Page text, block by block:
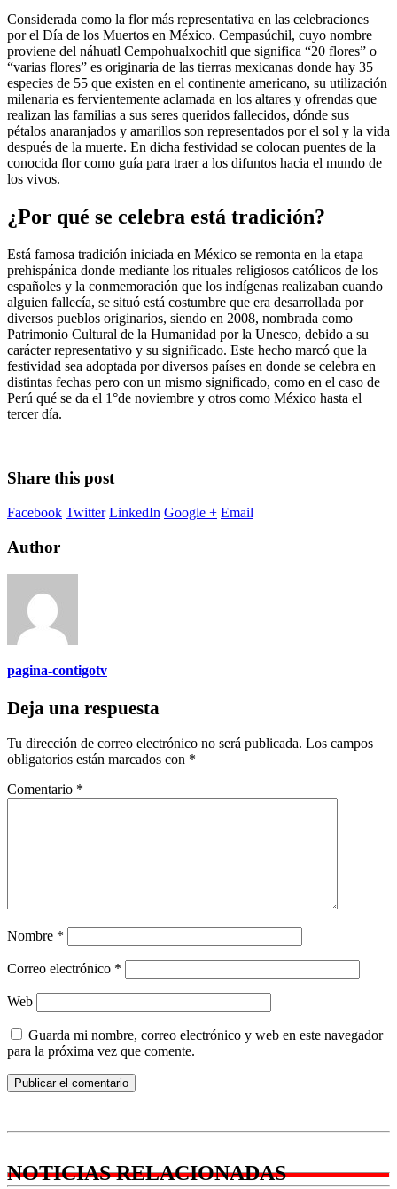
Considerada como la flor más representativa en las celebraciones
por el Día de los Muertos en México. Cempasúchil, cuyo nombre
proviene del náhuatl Cempohualxochitl que significa “20 flores” o
“varias flores” es originaria de las tierras mexicanas donde hay 35
especies de 55 que existen en el continente americano, su utilización
milenaria es fervientemente aclamada en los altares y ofrendas que
realizan las familias a sus seres queridos fallecidos, dónde sus
pétalos anaranjados y amarillos son representados por el sol y la vida
después de la muerte. En dicha festividad se colocan puentes de la
conocida flor como guía para traer a los difuntos hacia el mundo de
los vivos.
¿Por qué se celebra está tradición?
Está famosa tradición iniciada en México se remonta en la etapa
prehispánica donde mediante los rituales religiosos católicos de los
españoles y la conmemoración que los indígenas realizaban cuando
alguien fallecía, se situó está costumbre que era desarrollada por
diversos pueblos originarios, siendo en 2008, nombrada como
Patrimonio Cultural de la Humanidad por la Unesco, debido a su
carácter representativo y su significado. Este hecho marcó que la
festividad sea adoptada por diversos países en donde se celebra en
distintas fechas pero con un mismo significado, como en el caso de
Perú qué se da el 1°de noviembre y otros como México hasta el
tercer día.
Share this post
Facebook Twitter LinkedIn Google + Email
Author
pagina-contigotv
Deja una respuesta
Tu dirección de correo electrónico no será publicada. Los campos
obligatorios están marcados con *
Comentario *
Nombre *
Correo electrónico *
Web
Guarda mi nombre, correo electrónico y web en este navegador
para la próxima vez que comente.
NOTICIAS RELACIONADAS